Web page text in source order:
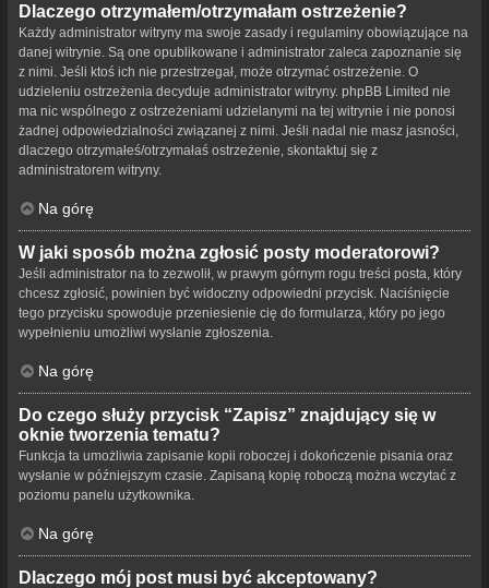
Dlaczego otrzymałem/otrzymałam ostrzeżenie?
Każdy administrator witryny ma swoje zasady i regulaminy obowiązujące na
danej witrynie. Są one opublikowane i administrator zaleca zapoznanie się
z nimi. Jeśli ktoś ich nie przestrzegał, może otrzymać ostrzeżenie. O
udzieleniu ostrzeżenia decyduje administrator witryny. phpBB Limited nie
ma nic wspólnego z ostrzeżeniami udzielanymi na tej witrynie i nie ponosi
żadnej odpowiedzialności związanej z nimi. Jeśli nadal nie masz jasności,
dlaczego otrzymałeś/otrzymałaś ostrzeżenie, skontaktuj się z
administratorem witryny.
Na górę
W jaki sposób można zgłosić posty moderatorowi?
Jeśli administrator na to zezwolił, w prawym górnym rogu treści posta, który
chcesz zgłosić, powinien być widoczny odpowiedni przycisk. Naciśnięcie
tego przycisku spowoduje przeniesienie cię do formularza, który po jego
wypełnieniu umożliwi wysłanie zgłoszenia.
Na górę
Do czego służy przycisk “Zapisz” znajdujący się w
oknie tworzenia tematu?
Funkcja ta umożliwia zapisanie kopii roboczej i dokończenie pisania oraz
wysłanie w późniejszym czasie. Zapisaną kopię roboczą można wczytać z
poziomu panelu użytkownika.
Na górę
Dlaczego mój post musi być akceptowany?